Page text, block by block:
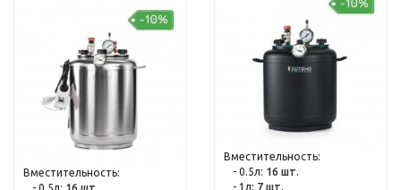
Вместительность:
Вместительность:
- 0.5л: 16 шт.
- 1л: 7 шт.